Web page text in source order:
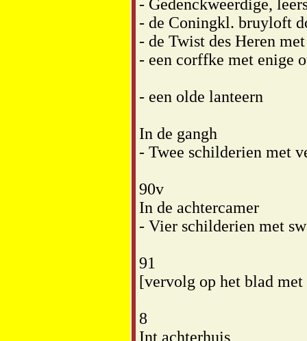
- Gedenckweerdige,
- de Coningkl. bruyloft
- de Twist des Heren
- een corffke met enige
- een olde lanteern
In de gangh
- Twee schilderien met
90v
In de achtercamer
- Vier schilderien met
91
[vervolg op het blad
8
Int achterhuis